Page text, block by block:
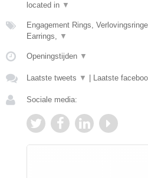
located in ▼
Engagement Rings,
Earrings, ▼
Openingstijden ▼
Laatste tweets ▼ Laatste
Sociale media: